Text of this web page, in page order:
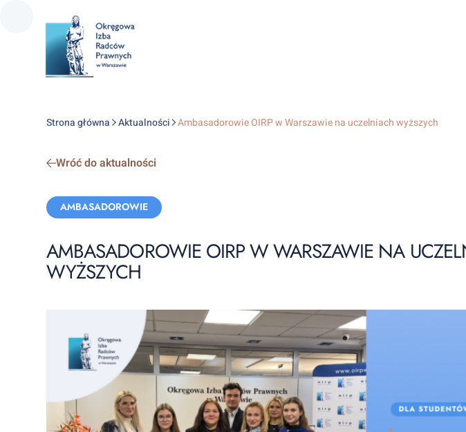
Strona główna Aktualności Ambasadorowie OIRP w Warszawie na uczelniach wyższych
Wróć do aktualności
Categories:
AMBASADOROWIE
AMBASADOROWIE OIRP W WARSZAWIE NA
WYŻSZYCH